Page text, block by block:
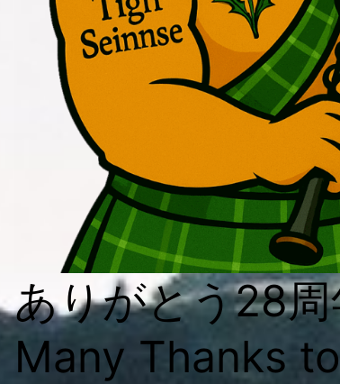
ありがとう28
Many Thanks